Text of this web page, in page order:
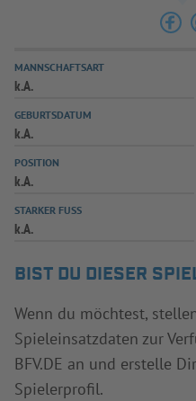
MANNSCHAFTSART
k.A.
GEBURTSDATUM
k.A.
POSITION
k.A.
STARKER FUSS
k.A.
BIST DU DIESER
Wenn du möchtest,
Spieleinsatzdaten zur
BFV.DE an und erstelle
Spielerprofil.